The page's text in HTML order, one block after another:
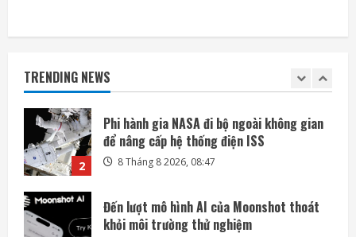
TRENDING NEWS
2
Phi hành gia NASA đi bộ ngoài không gian
3
Đến lượt mô hình AI của Moonshot thoát
khỏi môi trường thử nghiệm
8 Tháng 8 2026, 07:58
Khai thác điện từ đất ở Nhật Bản: giấc mơ
lớn từ ánh sáng nhỏ